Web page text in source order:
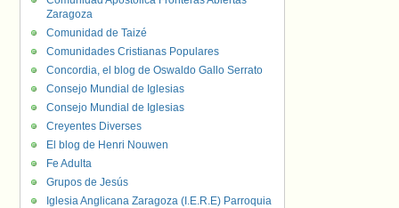
Zaragoza
Comunidad de Taizé
Comunidades Cristianas Populares
Concordia, el blog de Oswaldo Gallo Serrato
Consejo Mundial de Iglesias
Consejo Mundial de Iglesias
Creyentes Diverses
El blog de Henri Nouwen
Fe Adulta
Grupos de Jesús
Iglesia Anglicana Zaragoza (I.E.R.E) Parroquia